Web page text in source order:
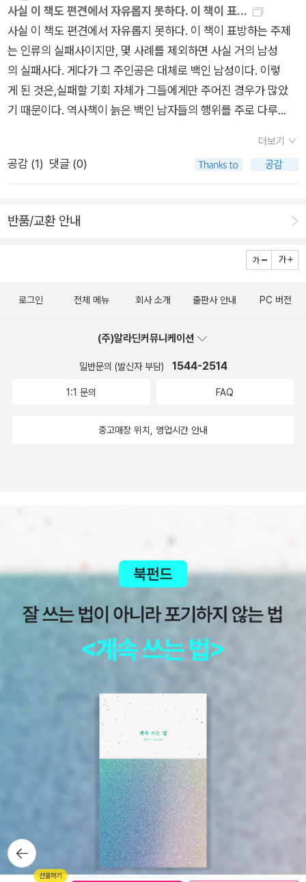
덕분에 여러 사건들이 현재에도 일어날 수 있는 사건들임도 알게
된다.우리가 이 책을 낄낄거리며 재미있게 읽을 지라도, 우리도
인간인 이상 이러한 흑역사를 다시는 반복해서는 안된다는 교훈
을 이 책에서 얻어야 한다. 이게 역사를 배우는 의미일게다. 하지
만, 미국인들이 트럼프 1기를 겪고도 다시 대통령으로 당선시킨
것이 나중에 인간의 흑역사 목록에 또 하나의 사건으로 추가되지
사실 이 책도 편견에서 자유롭지 못하다. 이 책이 표...
사실 이 책도 편견에서 자유롭지 못하다. 이 책이 표방하는 주제
는 인류의 실패사이지만, 몇 사례를 제외하면 사실 거의 남성
의 실패사다. 게다가 그 주인공은 대체로 백인 남성이다. 이렇
게 된 것은,실패할 기회 자체가 그들에게만 주어진 경우가 많았
기 때문이다. 역사책이 늙은 백인 남자들의 행위를 주로 다루
쩔 수 없지 않나 싶다.편향의 종말 : ???- P371888년, 시카고
의 한 감리교 선교단체는 돈이 궁해 ‘순회형 헌금함‘이라는 개념
의 편지를 지인 3명에게 보내달라고 하는 내용이었다. 6천달러
가 넘는 돈이 들어왔다. 다만 같은 편지를 여러 번 받고 크게 화내
는 사람들이 많았다. ‘행운의 편지‘의 탄생이었다.- P2561929
히 지속될 고원 지대에 도달한 것으로 보인다'고 했다. 8일 후,손
식시장이 폭락했다. 경제 불황이 전 세계적으로 여러 해 동안 이
어졌다. 금융 위기 이후 많은 민주국가에서 대중 영합적, 권위주
의적 정치인들이 부상했다.- P2572007년 12월, 금융분석가 래
침체는 오지 않는다. 비관론자들은 틀렸다. 그런 일은 일어나
출 관행이 재촉한 투기 거품이 마침내 꺼지면서 전 세계 주식시장
이 폭락했다. 경기 침체가 전 세계적으로 여러 해 동안 이어졌
다. 금융 위기 이후 많은 민주국가에서 대중 영합적, 권위주의
적 정치인들이 부상했다.- P2591) 사람을 믿으면 좋다.2) 그런
데 너무 믿으면 안 된다!이건 인류사에서 두 사회가 만날 때마
다 항상 사람들을 딜레마에 빠뜨린 문제다. 역사 속의 사람들에게
는 안됐지만 막상 닥쳤을 때는어느 선택이 옳은지 알 길이 없
도 과거 사람들의 선택을 되돌아보고 ‘에이, 그건 아니지‘ 하고 이
러쿵저러쿵 평가할 수는 있다.콜럼버스가 나타났을 때 타이노족
도 같은 문제에 직면했다. 처음 몇 차례의 만남에서 타이노족
은 신뢰를 보였고, 친절하고 후한 대접으로 콜럼버스를 감탄시켰
다. 낯선 이들에게서 친절하고 후한 대접을 받았으니 콜럼버스 역
시 인간된 도리에 맞게, 이렇게 일기에 적었다. '종으로 부리
기 딱 좋겠다.' 그리고 며칠 더 생각해보고는 이렇게 또 적는
다. '병력 50명만 있으면 이들을 모두 복속시켜 필요한일을 시
킬 수 있을 것이다.' 정말 대단한 양반이다.- P194너무 당연한 이
더보기
공감 (1) 댓글 (0)
반품/교환 안내
뒤로가
기
로그인 전체 메뉴 회사 소개 출판사 안내 PC 버전
(주)알라딘커뮤니케이션
일반문의 (발신자 부담) 1544-2514
1:1 문의 FAQ
중고매장 위치, 영업시간 안내